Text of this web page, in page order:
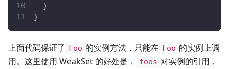
}
}
上面代码保证了 Foo 的实例方法，只能在 Foo 的实例上调
用。这里使用 WeakSet 的好处是，
foos 对实例的引用，